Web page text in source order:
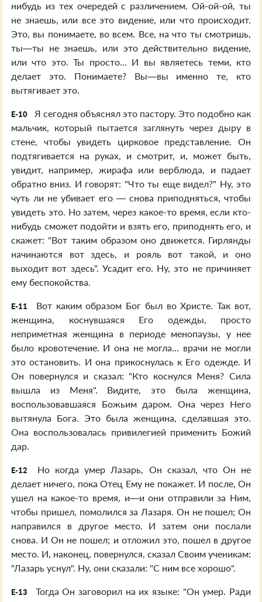
нибудь из тех очередей с различением. Ой-ой-ой, ты
не знаешь, или все это видение, или что происходит.
Это, вы понимаете, во всем. Все, на что ты смотришь,
ты—ты не знаешь, или это действительно видение,
или что это. Ты просто... И вы являетесь теми, кто
делает это. Понимаете? Вы—вы именно те, кто
вытягивает это.
E-10
Я сегодня объяснял это пастору. Это подобно как
мальчик, который пытается заглянуть через дыру в
стене, чтобы увидеть цирковое представление. Он
подтягивается на руках, и смотрит, и, может быть,
увидит, например, жирафа или верблюда, и падает
обратно вниз. И говорят: "Что ты еще видел?" Ну, это
чуть ли не убивает его — снова приподняться, чтобы
увидеть это. Но затем, через какое-то время, если кто-
нибудь сможет подойти и взять его, приподнять его, и
скажет: "Вот таким образом оно движется. Гирлянды
начинаются вот здесь, и рояль вот такой, и оно
выходит вот здесь". Усадит его. Ну, это не причиняет
ему беспокойства.
E-11
Вот каким образом Бог был во Христе. Так вот,
женщина, коснувшаяся Его одежды, просто
неприметная женщина в периоде менопаузы, у нее
было кровотечение. И она не могла... врачи не могли
это остановить. И она прикоснулась к Его одежде. И
Он повернулся и сказал: "Кто коснулся Меня? Сила
вышла из Меня". Видите, это была женщина,
воспользовавшаяся Божьим даром. Она через Него
вытянула Бога. Это была женщина, сделавшая это.
Она воспользовалась привилегией применить Божий
дар.
E-12
Но когда умер Лазарь, Он сказал, что Он не
делает ничего, пока Отец Ему не покажет. И после, Он
ушел на какое-то время, и—и они отправили за Ним,
чтобы пришел, помолился за Лазаря. Он не пошел; Он
направился в другое место. И затем они послали
снова. И Он не пошел; и отложил это, пошел в другое
место. И, наконец, повернулся, сказал Своим ученикам:
"Лазарь уснул". Ну, они сказали: "С ним все хорошо".
E-13
Тогда Он заговорил на их языке: "Он умер. Ради